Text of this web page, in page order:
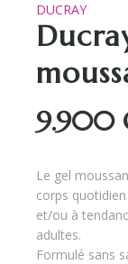
DUCRAY
9.900
Le gel
corps
et/ou à
adultes.
Formulé sans